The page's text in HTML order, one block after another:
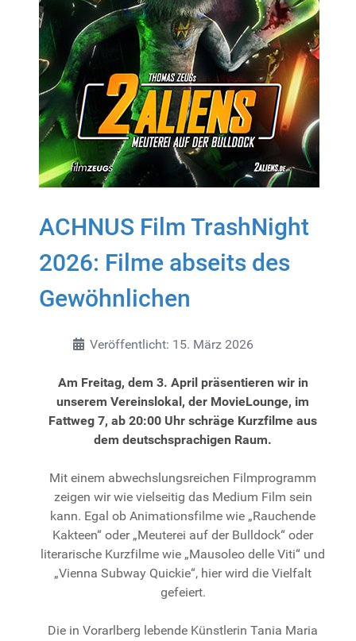
ACHNUS Film TrashNight
2026: Filme abseits des
Gewöhnlichen
Details Veröffentlicht: 15. März 2026
Am Freitag, dem 3. April präsentieren wir in
unserem Vereinslokal, der MovieLounge, im
Fattweg 7, ab 20:00 Uhr schräge Kurzfilme aus
dem deutschsprachigen Raum.
Mit einem abwechslungsreichen Filmprogramm
zeigen wir wie vielseitig das Medium Film sein
kann. Egal ob Animationsfilme wie „Rauchende
Kakteen“ oder „Meuterei auf der Bulldock“ oder
literarische Kurzfilme wie „Mausoleo delle Viti“ und
„Vienna Subway Quickie“, hier wird die Vielfalt
gefeiert.
Die in Vorarlberg lebende Künstlerin Tania Maria